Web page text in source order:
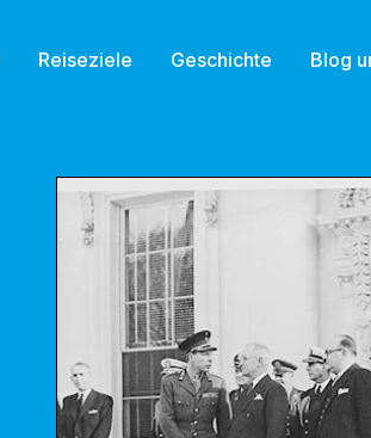
Reiseziele Geschichte Blog